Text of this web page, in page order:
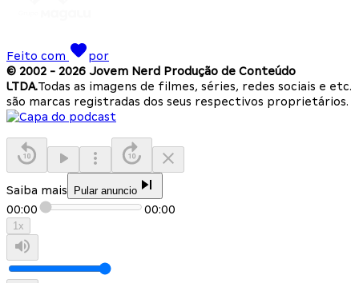
Feito com
por
© 2002 - 2026 Jovem Nerd Produção de Conteúdo
LTDA.Todas as imagens de filmes, séries, redes sociais e etc.
são marcas registradas dos seus respectivos proprietários.
Saiba mais Pular anuncio
00:00 00:00
1x